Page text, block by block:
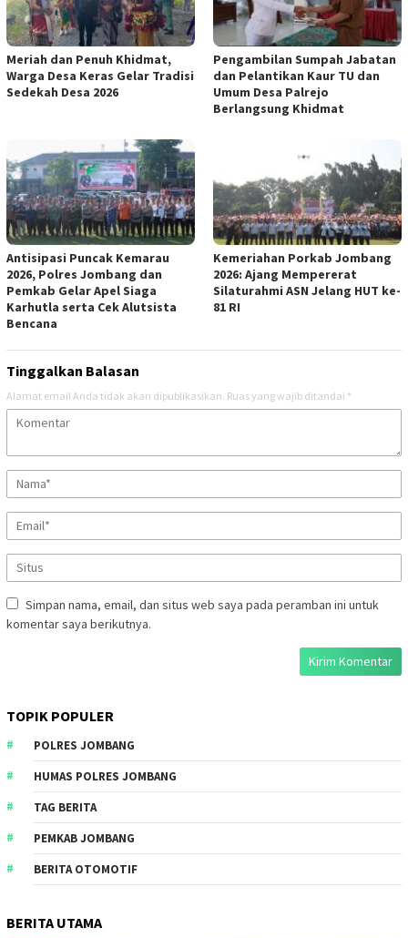
Meriah dan Penuh Khidmat,
Warga Desa Keras Gelar Tradisi
Sedekah Desa 2026
Pengambilan Sumpah Jabatan
dan Pelantikan Kaur TU dan
Umum Desa Palrejo
Berlangsung Khidmat
Antisipasi Puncak Kemarau
2026, Polres Jombang dan
Pemkab Gelar Apel Siaga
Karhutla serta Cek Alutsista
Bencana
Kemeriahan Porkab Jombang
2026: Ajang Mempererat
Silaturahmi ASN Jelang HUT ke-
81 RI
Tinggalkan Balasan
Alamat email Anda tidak akan dipublikasikan. Ruas yang wajib ditandai *
Simpan nama, email, dan situs web saya pada peramban ini untuk
komentar saya berikutnya.
TOPIK POPULER
POLRES JOMBANG
HUMAS POLRES JOMBANG
TAG BERITA
PEMKAB JOMBANG
BERITA OTOMOTIF
BERITA UTAMA